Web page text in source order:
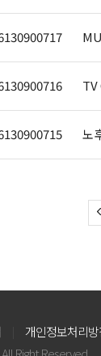
TV
노
개인정보처리방